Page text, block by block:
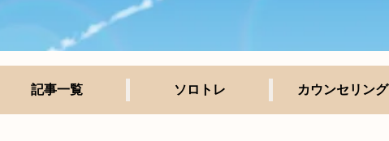
記事一覧 ソロトレ カウンセリング